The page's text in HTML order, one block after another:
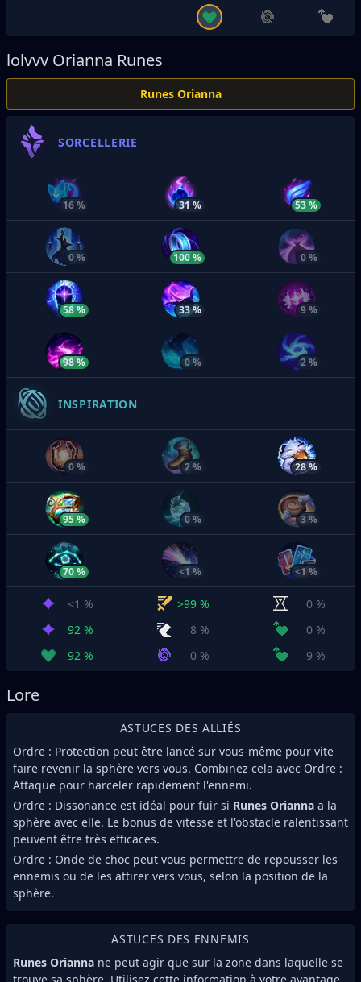
lolvvv Orianna Runes
Runes Orianna
SORCELLERIE
16 % 31 % 53 %
0 % 100 % 0 %
58 % 33 % 9 %
98 % 0 % 2 %
INSPIRATION
0 % 2 % 28 %
95 % 0 % 3 %
70 % <1 % <1 %
<1 % >99 %
0 %
92 %
8 %
0 %
92 %
0 % 9 %
Lore
ASTUCES DES ALLIÉS
Ordre : Protection peut être lancé sur vous-même pour vite
faire revenir la sphère vers vous. Combinez cela avec Ordre :
Attaque pour harceler rapidement l'ennemi.
Ordre : Dissonance est idéal pour fuir si Runes Orianna a la
sphère avec elle. Le bonus de vitesse et l'obstacle ralentissant
peuvent être très efficaces.
Ordre : Onde de choc peut vous permettre de repousser les
ennemis ou de les attirer vers vous, selon la position de la
sphère.
ASTUCES DES ENNEMIS
Runes Orianna ne peut agir que sur la zone dans laquelle se